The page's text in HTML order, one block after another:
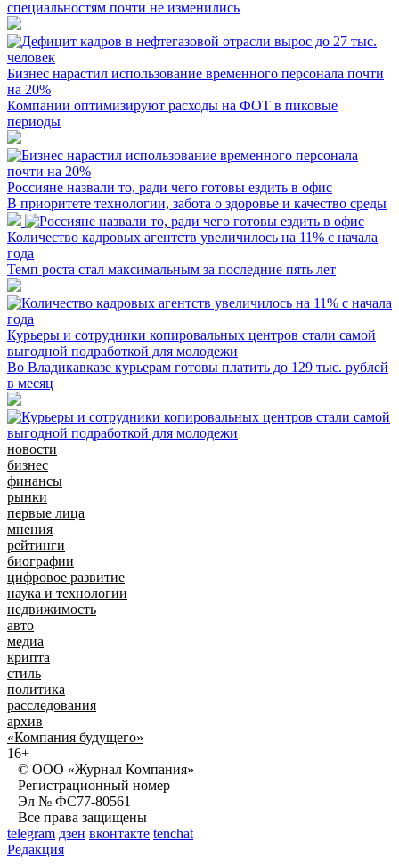
специальностям почти не изменились
Бизнес нарастил использование временного персонала почти
на 20%
Компании оптимизируют расходы на ФОТ в пиковые
периоды
Россияне назвали то, ради чего готовы ездить в офис
В приоритете технологии, забота о здоровье и качество среды
Количество кадровых агентств увеличилось на 11% с начала
года
Темп роста стал максимальным за последние пять лет
Курьеры и сотрудники копировальных центров стали самой
выгодной подработкой для молодежи
Во Владикавказе курьерам готовы платить до 129 тыс. рублей
в месяц
новости
бизнес
финансы
рынки
первые лица
мнения
рейтинги
биографии
цифровое развитие
наука и технологии
недвижимость
авто
медиа
крипта
стиль
политика
расследования
архив
«Компания будущего»
16+
© ООО «Журнал Компания»
Регистрационный номер
Эл № ФС77-80561
Все права защищены
telegram дзен вконтакте tenchat
Редакция